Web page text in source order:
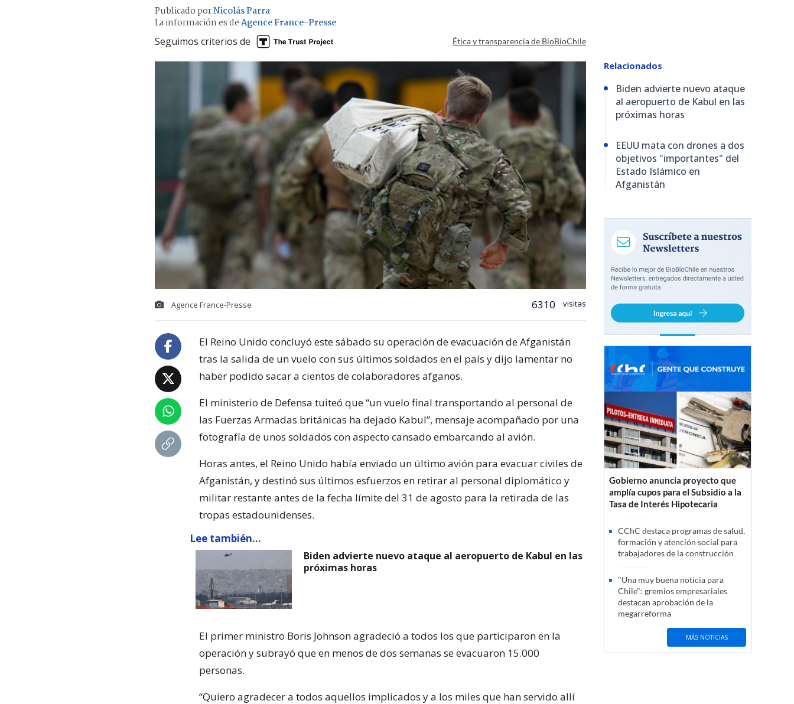
Publicado porNicolás Parra
La información es deAgence France-Presse
Seguimos criterios de Ética y transparencia de BioBioChile
Agence France-Presse 6310 visitas
El Reino Unido concluyó este sábado su operación de evacuación de Afganistán
tras la salida de un vuelo con sus últimos soldados en el país y dijo lamentar no
haber podido sacar a cientos de colaboradores afganos.
El ministerio de Defensa tuiteó que “un vuelo final transportando al personal de
las Fuerzas Armadas británicas ha dejado Kabul”, mensaje acompañado por una
fotografía de unos soldados con aspecto cansado embarcando al avión.
Horas antes, el Reino Unido había enviado un último avión para evacuar civiles de
Afganistán, y destinó sus últimos esfuerzos en retirar al personal diplomático y
militar restante antes de la fecha límite del 31 de agosto para la retirada de las
tropas estadounidenses.
Lee también...
Biden advierte nuevo ataque al aeropuerto de Kabul en las
próximas horas
El primer ministro Boris Johnson agradeció a todos los que participaron en la
operación y subrayó que en menos de dos semanas se evacuaron 15.000
personas.
“Quiero agradecer a todos aquellos implicados y a los miles que han servido allí
Relacionados
Biden advierte nuevo ataque
al aeropuerto de Kabul en las
próximas horas
EEUU mata con drones a dos
objetivos "importantes" del
Estado Islámico en
Afganistán
Gobierno anuncia proyecto que
amplía cupos para el Subsidio a la
Tasa de Interés Hipotecaria
CChC destaca programas de salud,
formación y atención social para
trabajadores de la construcción
"Una muy buena noticia para
Chile": gremios empresariales
destacan aprobación de la
megarreforma
MÁS NOTICIAS